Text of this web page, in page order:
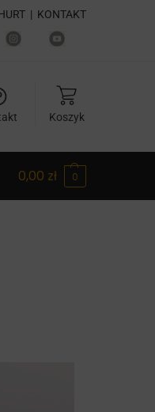
| KONTAKT
Koszyk
0,00 zł 0